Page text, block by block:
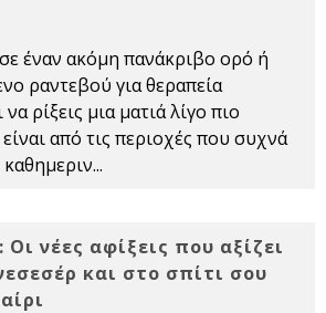
έναν ακόμη πανάκριβο ορό ή
ραντεβού για θεραπεία
ρίξεις μια ματιά λίγο πιο
από τις περιοχές που συχνά
...
νέες αφίξεις που αξίζει
και στο σπίτι σου